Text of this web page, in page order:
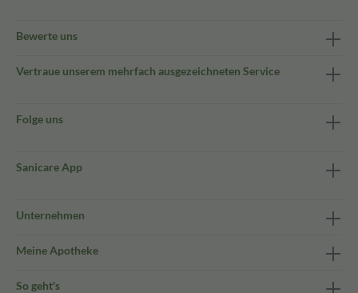
Bewerte uns
Vertraue unserem mehrfach ausgezeichneten Service
Folge uns
Sanicare App
Unternehmen
Meine Apotheke
So geht's